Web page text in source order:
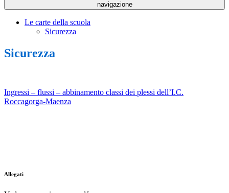
navigazione
Le carte della scuola
Sicurezza
Sicurezza
Ingressi – flussi – abbinamento classi dei plessi dell’I.C.
Roccagorga-Maenza
Allegati